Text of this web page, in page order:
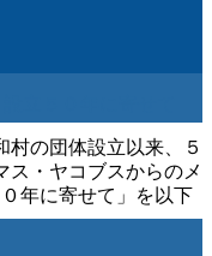
村の団体設立以来、５
ス・ヤコブスからのメ
年に寄せて」を以下